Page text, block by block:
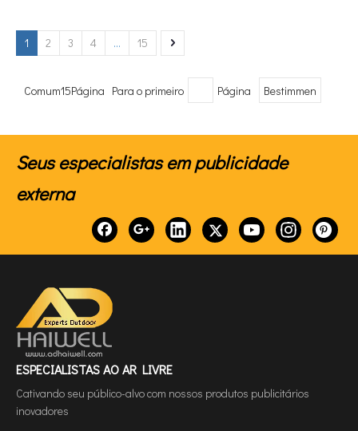
1 2 3 4 ... 15
Comum15Página Para o primeiro Página Bestimmen
Seus especialistas em publicidade
externa
ESPECIALISTAS AO AR LIVRE
Cativando seu público-alvo com nossos produtos publicitários
inovadores